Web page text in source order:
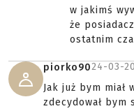
w jakimś
że
ostatnim
piorko9024-03-
Jak już bym miał
zdecydował bym